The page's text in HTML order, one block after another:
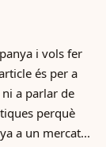
i vols fer
és per a
a parlar de
perquè
a un mercat...